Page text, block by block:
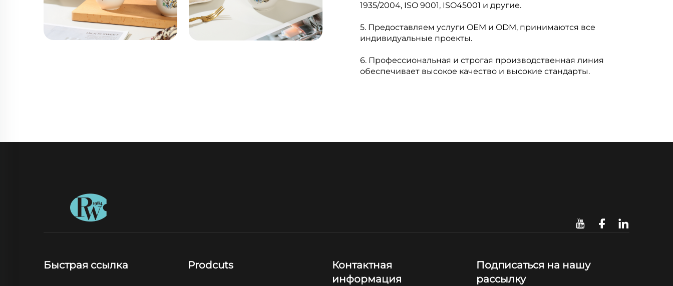
1935/2004, ISO 9001, ISO45001 и другие.
5. Предоставляем услуги OEM и ODM, принимаются все
индивидуальные проекты.
6. Профессиональная и строгая производственная линия
обеспечивает высокое качество и высокие стандарты.
Быстрая ссылка Prodcuts
Контактная
информация
Подписаться на нашу
рассылку